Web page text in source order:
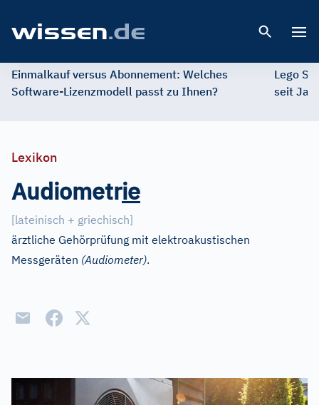
Einmalkauf versus Abonnement: Welches
Software-Lizenzmodell passt zu Ihnen?
Lego
seit
Lexikon
Audiometrie
[lateinisch + griechisch]
ärztliche Gehörprüfung mit elektroakustischen
Messgeräten (Audiometer).